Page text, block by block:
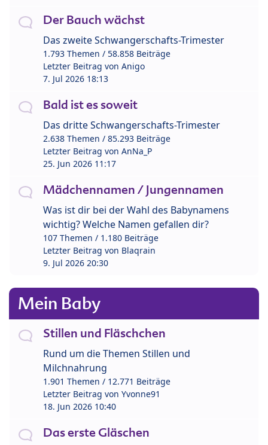
Der Bauch wächst
Das zweite Schwangerschafts-Trimester
1.793 Themen / 58.858 Beiträge
Letzter Beitrag von Anigo
7. Jul 2026 18:13
Bald ist es soweit
Das dritte Schwangerschafts-Trimester
2.638 Themen / 85.293 Beiträge
Letzter Beitrag von AnNa_P
25. Jun 2026 11:17
Mädchennamen / Jungennamen
Was ist dir bei der Wahl des Babynamens
wichtig? Welche Namen gefallen dir?
107 Themen / 1.180 Beiträge
Letzter Beitrag von Blaqrain
9. Jul 2026 20:30
Mein Baby
Stillen und Fläschchen
Rund um die Themen Stillen und
Milchnahrung
1.901 Themen / 12.771 Beiträge
Letzter Beitrag von Yvonne91
18. Jun 2026 10:40
Das erste Gläschen